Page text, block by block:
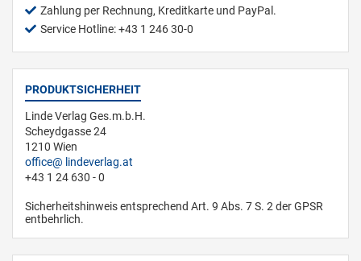
Zahlung per Rechnung, Kreditkarte und PayPal.
Service Hotline: +43 1 246 30-0
PRODUKTSICHERHEIT
Linde Verlag Ges.m.b.H.
Scheydgasse 24
1210 Wien
office
lindeverlag.at
+43 1 24 630 - 0
Sicherheitshinweis entsprechend Art. 9 Abs. 7 S. 2 der GPSR
entbehrlich.